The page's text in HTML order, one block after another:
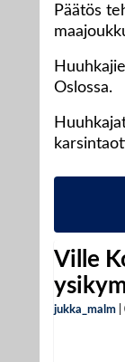
Päätös
Oslossa.
Ville
jukka_malm